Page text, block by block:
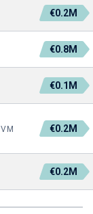
€0.2M
€0.8M
€0.1M
€0.2M
€0.2M